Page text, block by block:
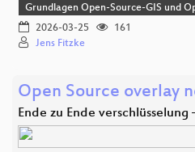
Grundlagen Open-Source-GIS und
2026-03-25
161
Jens Fitzke
Open Source overlay
Ende zu Ende verschlüsselung